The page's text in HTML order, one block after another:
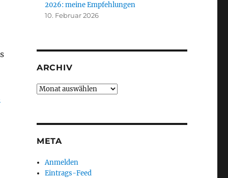
2026: meine Empfehlungen
10. Februar 2026
ARCHIV
Archiv
META
Anmelden
Eintrags-Feed